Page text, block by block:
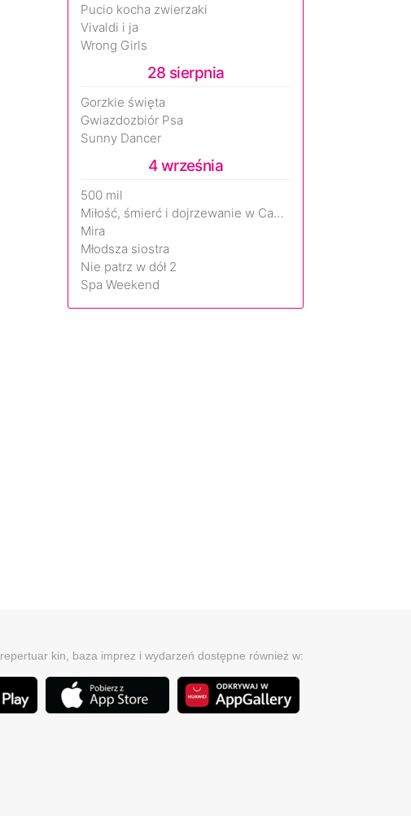
Pucio kocha zwierzaki
Vivaldi i ja
Wrong Girls
28 sierpnia
Gorzkie święta
Gwiazdozbiór Psa
Sunny Dancer
4 września
500 mil
Miłość, śmierć i dojrzewanie w Camp Miasma
Mira
Młodsza siostra
Nie patrz w dół 2
Spa Weekend
repertuar kin, baza imprez i wydarzeń dostępne również w: